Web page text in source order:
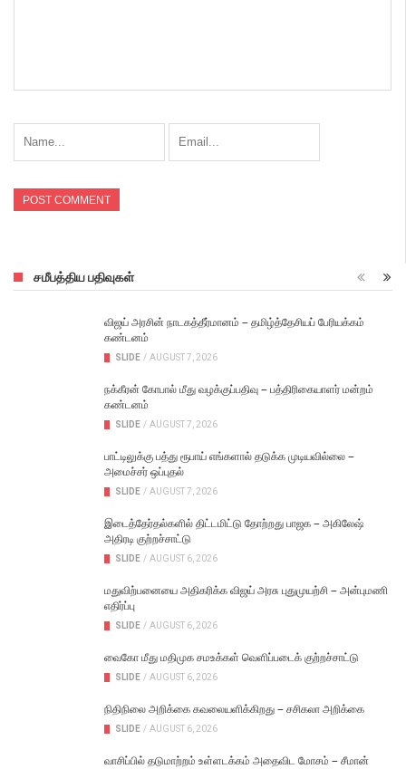
சமீபத்திய பதிவுகள்
விஜய் அரசின் நாடகத்தீர்மானம் – தமிழ்த்தேசியப் பேரியக்கம்
கண்டனம்
SLIDE / AUGUST 7, 2026
நக்கீரன் கோபால் மீது வழக்குப்பதிவு – பத்திரிகையாளர் மன்றம்
கண்டனம்
SLIDE / AUGUST 7, 2026
பாட்டிலுக்கு பத்து ரூபாய் எங்களால் தடுக்க முடியவில்லை –
அமைச்சர் ஒப்புதல்
SLIDE / AUGUST 7, 2026
இடைத்தேர்தல்களில் திட்டமிட்டு தோற்றது பாஜக – அகிலேஷ்
அதிரடி குற்றச்சாட்டு
SLIDE / AUGUST 6, 2026
மதுவிற்பனையை அதிகரிக்க விஜய் அரசு புதுமுயற்சி – அன்புமணி
எதிர்ப்பு
SLIDE / AUGUST 6, 2026
வைகோ மீது மதிமுக சமஉக்கள் வெளிப்படைக் குற்றச்சாட்டு
SLIDE / AUGUST 6, 2026
நிதிநிலை அறிக்கை கவலையளிக்கிறது – சசிகலா அறிக்கை
SLIDE / AUGUST 6, 2026
வாசிப்பில் தடுமாற்றம் உள்ளடக்கம் அதைவிட மோசம் – சீமான்